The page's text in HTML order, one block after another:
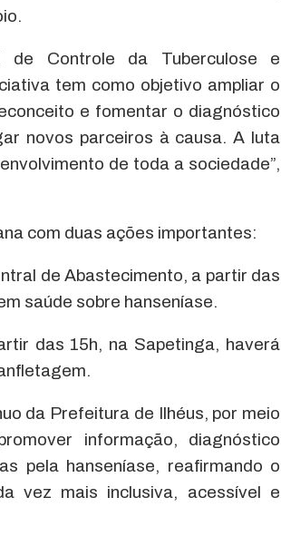
de Controle da Tuberculose e
tem como objetivo ampliar o
e fomentar o diagnóstico
novos parceiros à causa. A luta
de toda a sociedade”,
com duas ações importantes:
de Abastecimento, a partir das
saúde sobre hanseníase.
das 15h, na Sapetinga, haverá
da Prefeitura de Ilhéus, por meio
informação, diagnóstico
pela hanseníase, reafirmando o
vez mais inclusiva, acessível e